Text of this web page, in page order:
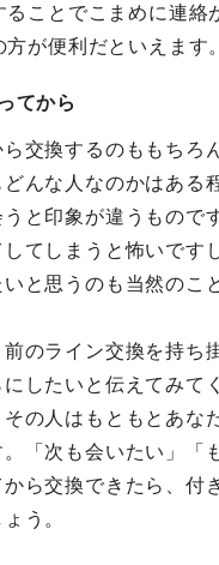
ることでこまめに連絡
が便利だといえます。
てから
交換するのももちろ
んな人なのかはある
と印象が違うもので
てしまうと怖いです
と思うのも当然のこ
のライン交換を持ち
したいと伝えてみて
の人はもともとあな
「次も会いたい」「
ら交換できたら、付
う。